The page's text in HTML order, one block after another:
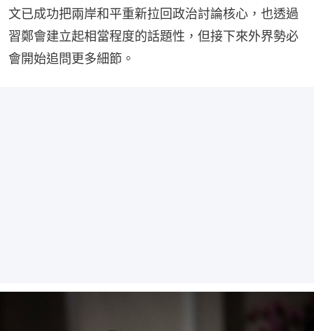
文已成功把兩岸和平重新拉回政治討論核心，也透過
習鄭會建立起相當程度的話題性，但接下來外界勢必
會開始追問更多細節。